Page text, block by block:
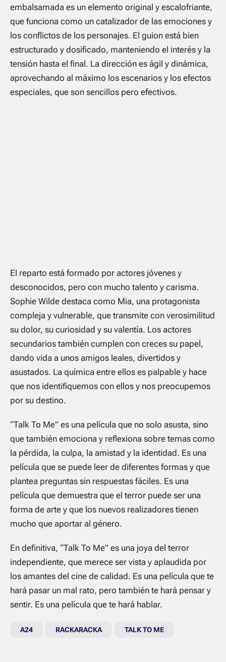
embalsamada es un elemento original y escalofriante,
que funciona como un catalizador de las emociones y
los conflictos de los personajes. El guion está bien
estructurado y dosificado, manteniendo el interés y la
tensión hasta el final. La dirección es ágil y dinámica,
aprovechando al máximo los escenarios y los efectos
especiales, que son sencillos pero efectivos.
El reparto está formado por actores jóvenes y
desconocidos, pero con mucho talento y carisma.
Sophie Wilde destaca como Mia, una protagonista
compleja y vulnerable, que transmite con verosimilitud
su dolor, su curiosidad y su valentía. Los actores
secundarios también cumplen con creces su papel,
dando vida a unos amigos leales, divertidos y
asustados. La química entre ellos es palpable y hace
que nos identifiquemos con ellos y nos preocupemos
por su destino.
“Talk To Me” es una película que no solo asusta, sino
que también emociona y reflexiona sobre temas como
la pérdida, la culpa, la amistad y la identidad. Es una
película que se puede leer de diferentes formas y que
plantea preguntas sin respuestas fáciles. Es una
película que demuestra que el terror puede ser una
forma de arte y que los nuevos realizadores tienen
mucho que aportar al género.
En definitiva, “Talk To Me” es una joya del terror
independiente, que merece ser vista y aplaudida por
los amantes del cine de calidad. Es una película que te
hará pasar un mal rato, pero también te hará pensar y
sentir. Es una película que te hará hablar.
A24 RACKARACKA TALK TO ME